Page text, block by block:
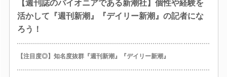
【週刊誌のパイオニアである新潮社】個性や経験を
活かして『週刊新潮』『デイリー新潮』の記者にな
ろう！
【注目度◎】知名度抜群『週刊新潮』『デイリー新潮』